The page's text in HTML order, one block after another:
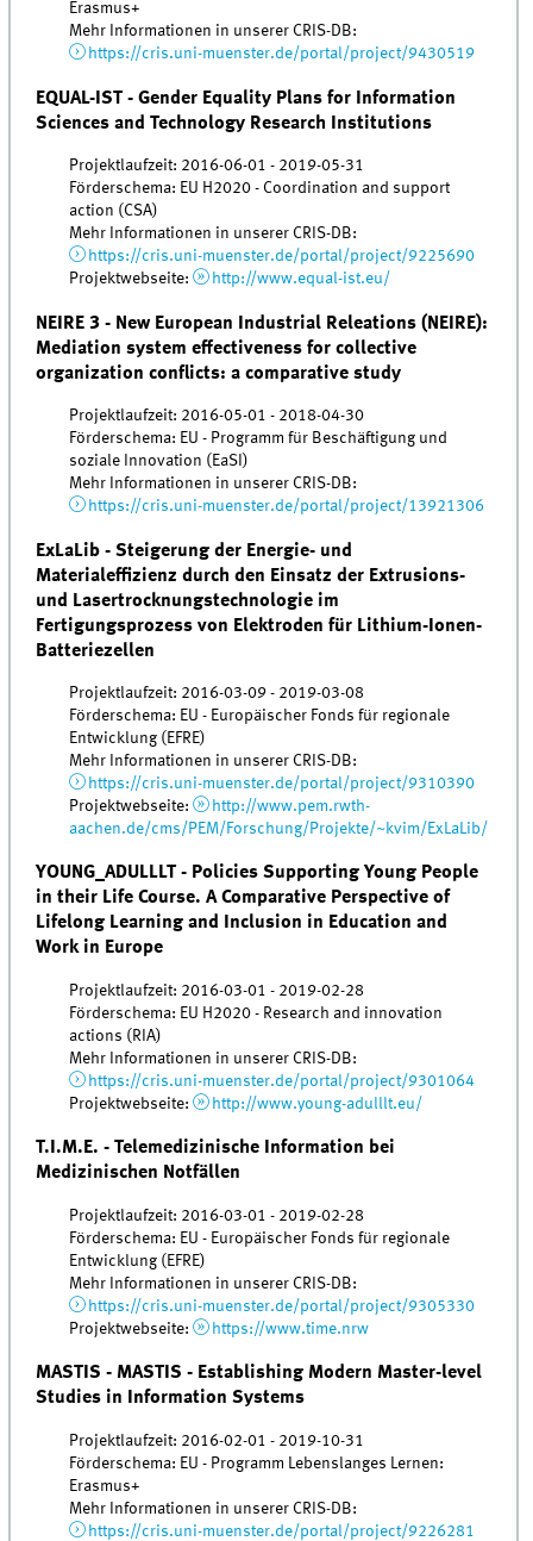
Erasmus+
Mehr Informationen in unserer CRIS-DB:
https://cris.uni-muenster.de/portal/project/9430519
EQUAL-IST - Gender Equality Plans for Information
Sciences and Technology Research Institutions
Projektlaufzeit: 2016-06-01 - 2019-05-31
Förderschema: EU H2020 - Coordination and support
action (CSA)
Mehr Informationen in unserer CRIS-DB:
https://cris.uni-muenster.de/portal/project/9225690
Projektwebseite:
http://www.equal-ist.eu/
NEIRE 3 - New European Industrial Releations (NEIRE):
Mediation system effectiveness for collective
organization conflicts: a comparative study
Projektlaufzeit: 2016-05-01 - 2018-04-30
Förderschema: EU - Programm für Beschäftigung und
soziale Innovation (EaSI)
Mehr Informationen in unserer CRIS-DB:
https://cris.uni-muenster.de/portal/project/13921306
ExLaLib - Steigerung der Energie- und
Materialeffizienz durch den Einsatz der Extrusions-
und Lasertrocknungstechnologie im
Fertigungsprozess von Elektroden für Lithium-Ionen-
Batteriezellen
Projektlaufzeit: 2016-03-09 - 2019-03-08
Förderschema: EU - Europäischer Fonds für regionale
Entwicklung (EFRE)
Mehr Informationen in unserer CRIS-DB:
https://cris.uni-muenster.de/portal/project/9310390
Projektwebseite:
http://www.pem.rwth-
aachen.de/cms/PEM/Forschung/Projekte/~kvim/ExLaLib/
YOUNG_ADULLLT - Policies Supporting Young People
in their Life Course. A Comparative Perspective of
Lifelong Learning and Inclusion in Education and
Work in Europe
Projektlaufzeit: 2016-03-01 - 2019-02-28
Förderschema: EU H2020 - Research and innovation
actions (RIA)
Mehr Informationen in unserer CRIS-DB:
https://cris.uni-muenster.de/portal/project/9301064
Projektwebseite:
http://www.young-adulllt.eu/
T.I.M.E. - Telemedizinische Information bei
Medizinischen Notfällen
Projektlaufzeit: 2016-03-01 - 2019-02-28
Förderschema: EU - Europäischer Fonds für regionale
Entwicklung (EFRE)
Mehr Informationen in unserer CRIS-DB:
https://cris.uni-muenster.de/portal/project/9305330
Projektwebseite:
https://www.time.nrw
MASTIS - MASTIS - Establishing Modern Master-level
Studies in Information Systems
Projektlaufzeit: 2016-02-01 - 2019-10-31
Förderschema: EU - Programm Lebenslanges Lernen:
Erasmus+
Mehr Informationen in unserer CRIS-DB:
https://cris.uni-muenster.de/portal/project/9226281